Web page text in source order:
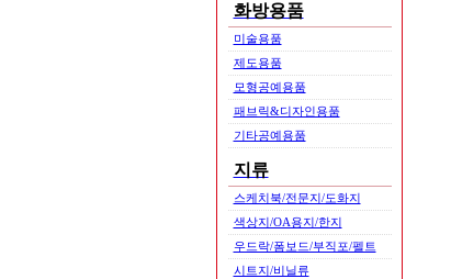
화방용품
미술용품
제도용품
모형공예용품
패브릭&디자인용품
기타공예용품
지류
스케치북/전문지/도화지
색상지/OA용지/한지
우드락/폼보드/부직포/펠트
시트지/비닐류